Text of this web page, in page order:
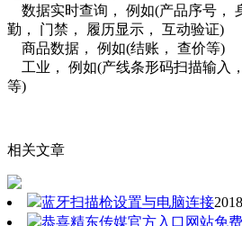
数据实时查询， 例如(产品序号，
勤， 门禁， 履历显示， 互动验证)
商品数据， 例如(结账， 查价等)
工业， 例如(产线条形码扫描输入
等)
相关文章
蓝牙扫描枪设置与电脑连接
恭喜精东传媒官方入口网站免